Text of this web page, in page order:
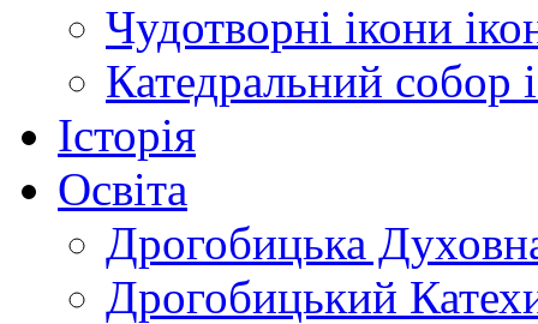
Чудотворні ікони
Катедральний собор
Історія
Освіта
Дрогобицька
Дрогобицький